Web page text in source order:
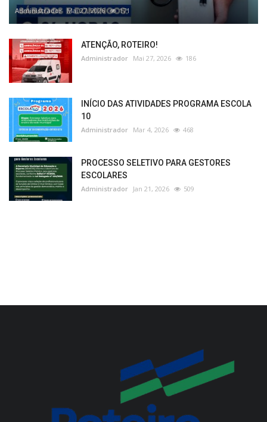
Administrador Mai 27, 2026 171
ATENÇÃO, ROTEIRO!
Administrador Mai 27, 2026 186
INÍCIO DAS ATIVIDADES PROGRAMA ESCOLA
10
Administrador Mar 4, 2026 468
PROCESSO SELETIVO PARA GESTORES
ESCOLARES
Administrador Jan 21, 2026 509